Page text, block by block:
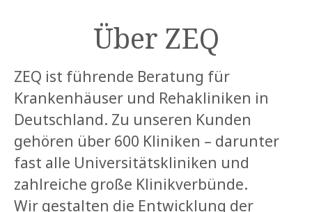
Über ZEQ
ZEQ ist führende Beratung für
Krankenhäuser und Rehakliniken in
Deutschland. Zu unseren Kunden
gehören über 600 Kliniken – darunter
fast alle Universitätskliniken und
zahlreiche große Klinikverbünde.
Wir gestalten die Entwicklung der